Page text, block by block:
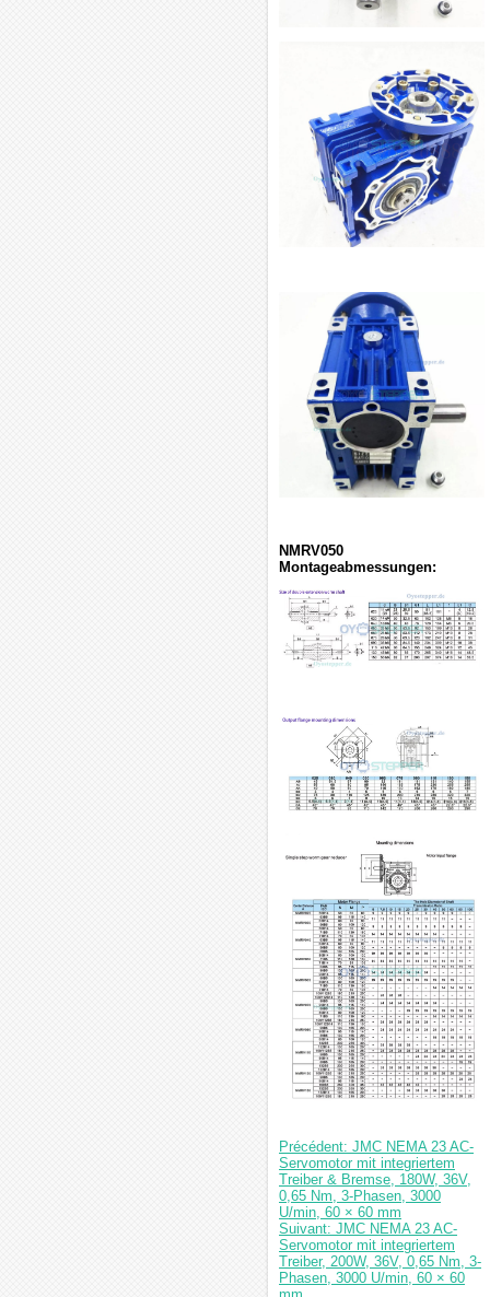
NMRV050
Montageabmessungen:
Précédent: JMC NEMA 23 AC-
Servomotor mit integriertem
Treiber & Bremse, 180W, 36V,
0,65 Nm, 3-Phasen, 3000
U/min, 60 × 60 mm
Suivant: JMC NEMA 23 AC-
Servomotor mit integriertem
Treiber, 200W, 36V, 0,65 Nm, 3-
Phasen, 3000 U/min, 60 × 60